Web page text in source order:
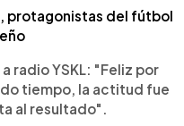
protagonistas del fútbol
radio YSKL: "Feliz por
tiempo, la actitud fue
al resultado".